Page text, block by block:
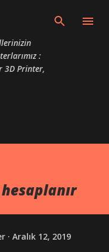
:
3D Printer,
Aralık 12, 2019